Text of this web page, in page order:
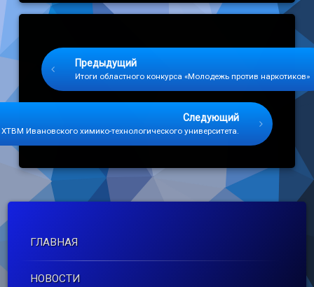
Предыдущий
Итоги областного конкурса «Молодежь против наркотиков»
Следующий
Ивановского химико-технологического университета.
ГЛАВНАЯ
НОВОСТИ